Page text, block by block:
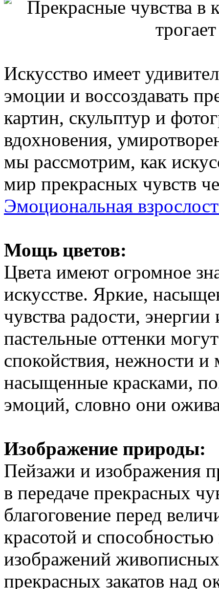
Искусство имеет
эмоции и воссоздавать
картин, скульптур и
вдохновения,
мы рассмотрим, как
мир прекрасных чувств
Эмоциональная
Мощь цветов:
Цвета имеют огромное
искусстве. Яркие,
чувства радости,
пастельные оттенки
спокойствия, нежности и
насыщенные красками,
эмоций, словно они
Изображение природы:
Пейзажи и изображения
в передаче прекрасных
благоговение перед
красотой и
изображений
прекрасных закатов над